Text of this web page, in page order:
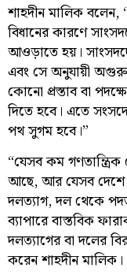
শাহদীন মালিক বলেন,
বিধানের কারণে
আওড়াতে হয়।
এবং সে অনুযায়ী
কোনো প্রস্তাব বা
দিতে হবে। এতে
পথ সুগম হবে।”
“যেসব কম
আছে, আর যেসব দেশে
দলত্যাগ, দল থেকে
ব্যাপারে বাস্তবিক
দলত্যাগের বা দলের
করেন শাহদীন মালিক।